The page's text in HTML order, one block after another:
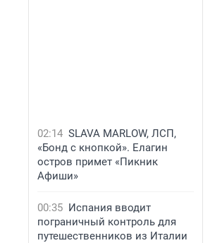
02:14 SLAVA MARLOW, ЛСП,
«Бонд с кнопкой». Елагин
остров примет «Пикник
Афиши»
00:35 Испания вводит
пограничный контроль для
путешественников из Италии